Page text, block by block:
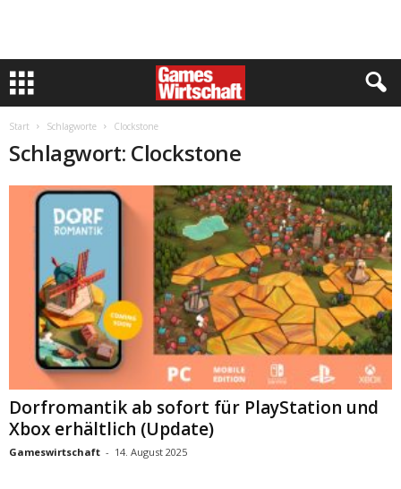
Start Schlagworte Clockstone
Schlagwort: Clockstone
Dorfromantik ab sofort für PlayStation und
Xbox erhältlich (Update)
Gameswirtschaft - 14. August 2025